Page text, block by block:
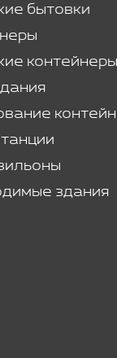
бытовки
контейнеры
здания